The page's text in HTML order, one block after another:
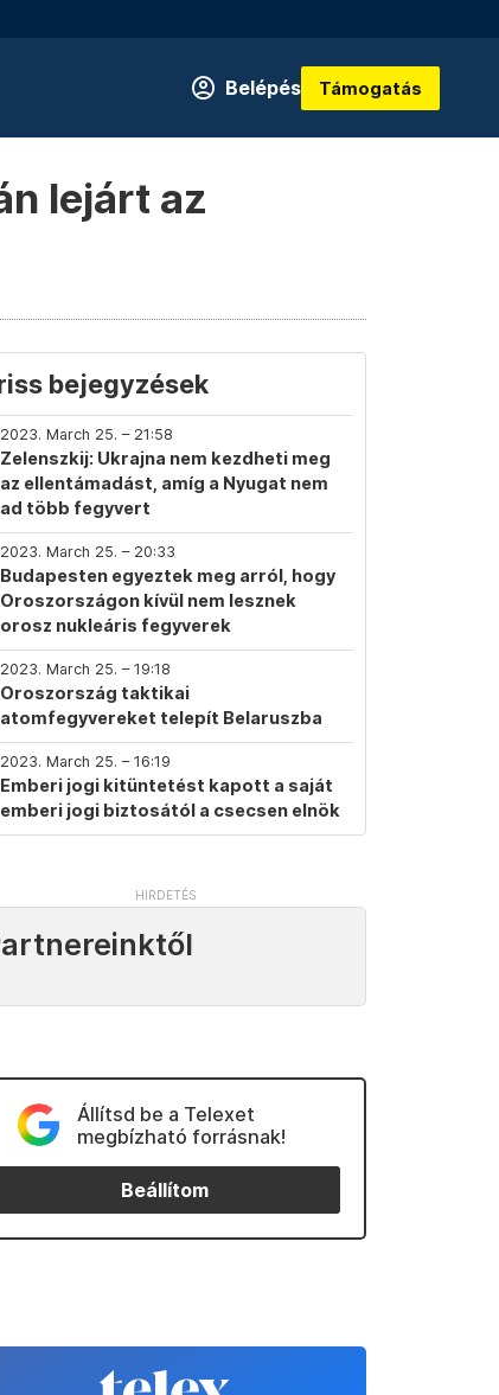
Belépés Támogatás
lejárt az
bejegyzések
2023. March 25. – 21:58
Zelenszkij: Ukrajna nem kezdheti meg
az ellentámadást, amíg a Nyugat nem
ad több fegyvert
2023. March 25. – 20:33
Budapesten egyeztek meg arról, hogy
Oroszországon kívül nem lesznek
orosz nukleáris fegyverek
2023. March 25. – 19:18
Oroszország taktikai
atomfegyvereket telepít Belaruszba
2023. March 25. – 16:19
Emberi jogi kitüntetést kapott a saját
emberi jogi biztosától a csecsen elnök
Állítsd be a Telexet
megbízható forrásnak!
Beállítom